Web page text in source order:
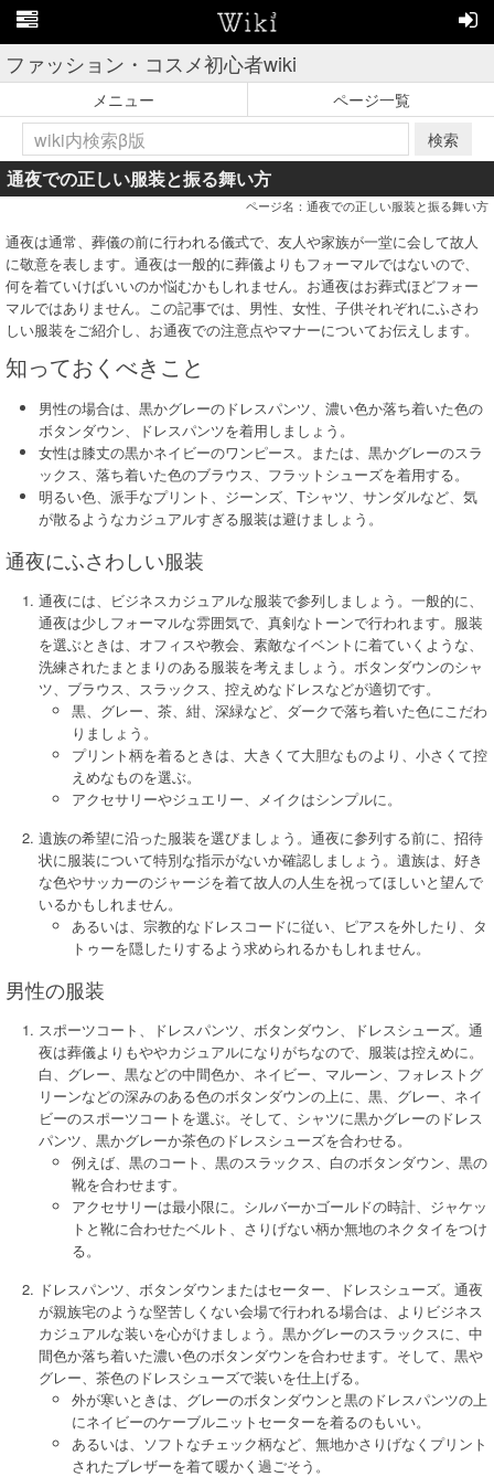
ファッション・コスメ初心者wiki
メニュー
ページ一覧
検索
通夜での正しい服装と振る舞い方
ページ名：通夜での正しい服装と振る舞い方
通夜は通常、葬儀の前に行われる儀式で、友人や家族が一堂に会して故人
に敬意を表します。通夜は一般的に葬儀よりもフォーマルではないので、
何を着ていけばいいのか悩むかもしれません。お通夜はお葬式ほどフォー
マルではありません。この記事では、男性、女性、子供それぞれにふさわ
しい服装をご紹介し、お通夜での注意点やマナーについてお伝えします。
知っておくべきこと
男性の場合は、黒かグレーのドレスパンツ、濃い色か落ち着いた色の
ボタンダウン、ドレスパンツを着用しましょう。
女性は膝丈の黒かネイビーのワンピース。または、黒かグレーのスラ
ックス、落ち着いた色のブラウス、フラットシューズを着用する。
明るい色、派手なプリント、ジーンズ、Tシャツ、サンダルなど、気
が散るようなカジュアルすぎる服装は避けましょう。
通夜にふさわしい服装
通夜には、ビジネスカジュアルな服装で参列しましょう。一般的に、
通夜は少しフォーマルな雰囲気で、真剣なトーンで行われます。服装
を選ぶときは、オフィスや教会、素敵なイベントに着ていくような、
洗練されたまとまりのある服装を考えましょう。ボタンダウンのシャ
ツ、ブラウス、スラックス、控えめなドレスなどが適切です。
黒、グレー、茶、紺、深緑など、ダークで落ち着いた色にこだわ
りましょう。
プリント柄を着るときは、大きくて大胆なものより、小さくて控
えめなものを選ぶ。
アクセサリーやジュエリー、メイクはシンプルに。
遺族の希望に沿った服装を選びましょう。通夜に参列する前に、招待
状に服装について特別な指示がないか確認しましょう。遺族は、好き
な色やサッカーのジャージを着て故人の人生を祝ってほしいと望んで
いるかもしれません。
あるいは、宗教的なドレスコードに従い、ピアスを外したり、タ
トゥーを隠したりするよう求められるかもしれません。
男性の服装
スポーツコート、ドレスパンツ、ボタンダウン、ドレスシューズ。通
夜は葬儀よりもややカジュアルになりがちなので、服装は控えめに。
白、グレー、黒などの中間色か、ネイビー、マルーン、フォレストグ
リーンなどの深みのある色のボタンダウンの上に、黒、グレー、ネイ
ビーのスポーツコートを選ぶ。そして、シャツに黒かグレーのドレス
パンツ、黒かグレーか茶色のドレスシューズを合わせる。
例えば、黒のコート、黒のスラックス、白のボタンダウン、黒の
靴を合わせます。
アクセサリーは最小限に。シルバーかゴールドの時計、ジャケッ
トと靴に合わせたベルト、さりげない柄か無地のネクタイをつけ
る。
ドレスパンツ、ボタンダウンまたはセーター、ドレスシューズ。通夜
が親族宅のような堅苦しくない会場で行われる場合は、よりビジネス
カジュアルな装いを心がけましょう。黒かグレーのスラックスに、中
間色か落ち着いた濃い色のボタンダウンを合わせます。そして、黒や
グレー、茶色のドレスシューズで装いを仕上げる。
外が寒いときは、グレーのボタンダウンと黒のドレスパンツの上
にネイビーのケーブルニットセーターを着るのもいい。
あるいは、ソフトなチェック柄など、無地かさりげなくプリント
されたブレザーを着て暖かく過ごそう。